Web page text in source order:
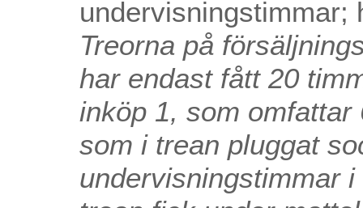
undervisningstimmar;
Treorna på
har endast fått 20
inköp 1, som
som i trean pluggat
undervisningstimmar